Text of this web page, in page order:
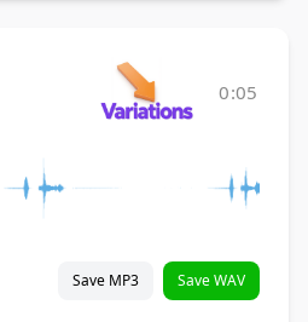
0:05
Save MP3 Save WAV